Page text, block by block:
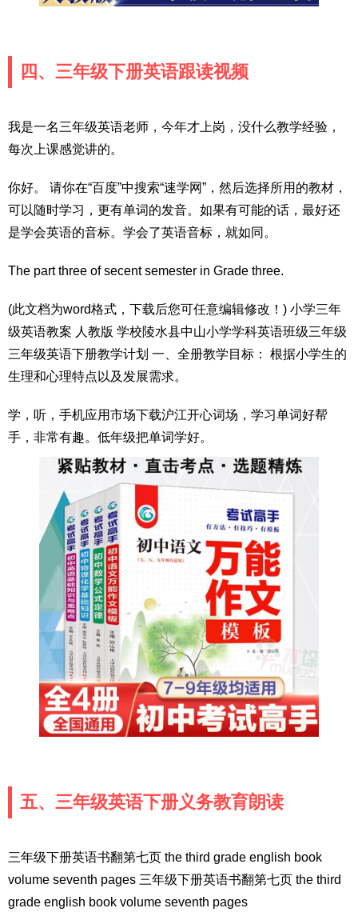
四、三年级下册英语跟读视频
我是一名三年级英语老师，今年才上岗，没什么教学经验，
每次上课感觉讲的。
你好。 请你在“百度”中搜索“速学网”，然后选择所用的教材，
可以随时学习，更有单词的发音。如果有可能的话，最好还
是学会英语的音标。学会了英语音标，就如同。
The part three of secent semester in Grade three.
(此文档为word格式，下载后您可任意编辑修改！) 小学三年
级英语教案 人教版 学校陵水县中山小学学科英语班级三年级
三年级英语下册教学计划 一、全册教学目标： 根据小学生的
生理和心理特点以及发展需求。
学，听，手机应用市场下载沪江开心词场，学习单词好帮
手，非常有趣。低年级把单词学好。
五、三年级英语下册义务教育朗读
三年级下册英语书翻第七页 the third grade english book
volume seventh pages 三年级下册英语书翻第七页 the third
grade english book volume seventh pages